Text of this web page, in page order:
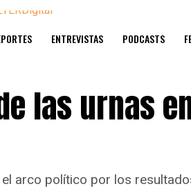
ENTREVISTAS PODCASTS
las urnas
arco político por los